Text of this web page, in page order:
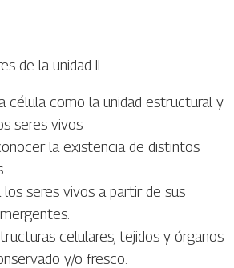
de la unidad II
célula como la unidad estructural y
seres vivos
la existencia de distintos
los seres vivos a partir de sus
celulares, tejidos y órganos
y/o fresco.